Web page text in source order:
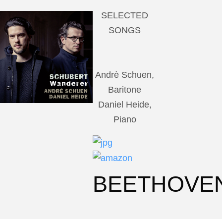
SELECTED
SONGS
Andrè Schuen,
Baritone
Daniel Heide,
Piano